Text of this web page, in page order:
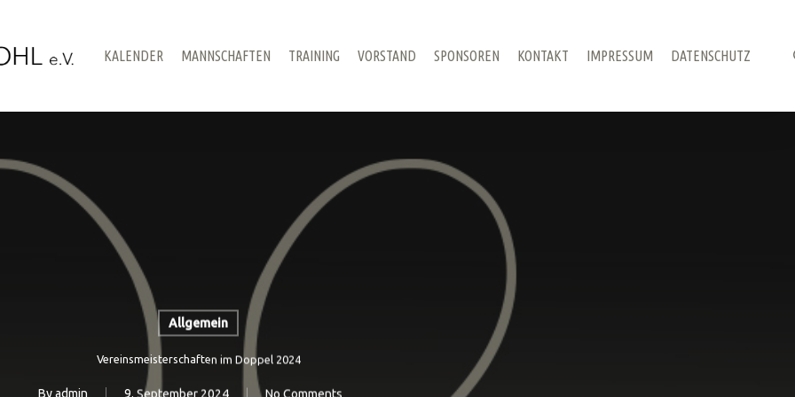
KALENDER MANNSCHAFTEN TRAINING VORSTAND SPONSOREN KONTAKT IMPRESSUM DATENSCHUTZ
Allgemein
Vereinsmeisterschaften im Doppel 2024
By admin 9. September 2024 No Comments